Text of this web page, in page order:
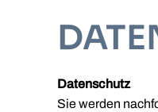
Datenschutz
Sie werden